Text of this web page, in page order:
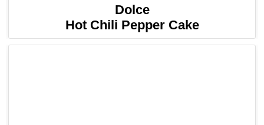
Dolce
Hot Chili Pepper Cake